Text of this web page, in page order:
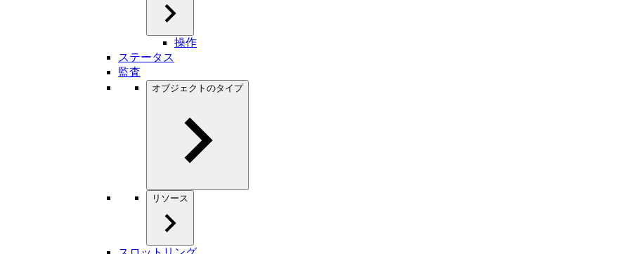
操作
ステータス
監査
オブジェクトのタイプ
リソース